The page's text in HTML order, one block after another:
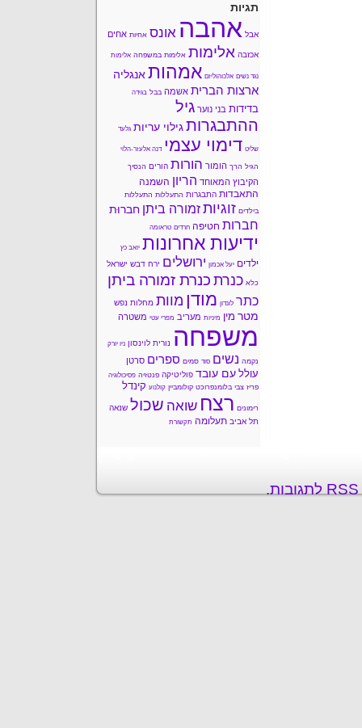
תגיות
אבל אהבה אונס אחיות אחים
אכזבה אלימות אלימות במשפחה אלימות
נגד נשים אלכוהוליזם אמהותאנגליה
ארצות הברית אשמה בבל בגידה
בדידות בני נוער גיל
ההתבגרות גילוי עריות גלעד
שליט דימוי עצמי דנה אלעזר-הלוי
הגיל הרך הומור הורות הורים הנסיך
הקיבוץ המאוחד הריון השמנה
התאבדות התבגרות התעללות התעללות
בילדים זוגיותזמורה ביתן חברוּת
חברות חטיפה חרדים טראומה
ידיעות אחרונות יואב כץ
ילדים יעל אכמון ירושלים ירח דבש ישראל
כלא כנרת כנרת זמורה ביתן
כתר לונדון מודן מוות מחלות נפש
מטר מין מיניות מעריב מפרי עטי משטרה
משפחה נורית לוינסון ניו יורק
נקמה נשים סוד סמים ספרים סרטן
עולל עם עובד פוליטיקה פנטזיה פסיכולוגיה
פריז צבי בלומנפרוכט קולומביין קולנוע קינדל
רימונים רצח שואה שכול שנאה
תל אביב תעלומה תקשורת
.